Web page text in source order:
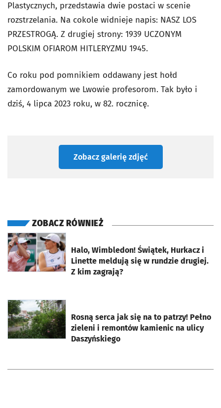
Plastycznych, przedstawia dwie postaci w scenie
rozstrzelania. Na cokole widnieje napis: NASZ LOS
PRZESTROGĄ. Z drugiej strony: 1939 UCZONYM
POLSKIM OFIAROM HITLERYZMU 1945.
Co roku pod pomnikiem oddawany jest hołd
zamordowanym we Lwowie profesorom. Tak było i
dziś, 4 lipca 2023 roku, w 82. rocznicę.
Zobacz galerię zdjęć
ZOBACZ RÓWNIEŻ
Halo, Wimbledon! Świątek, Hurkacz i
Linette meldują się w rundzie drugiej.
Z kim zagrają?
otworzy się w nowej karcie
Rosną serca jak się na to patrzy! Pełno
zieleni i remontów kamienic na ulicy
Daszyńskiego
otworzy się w nowej karcie